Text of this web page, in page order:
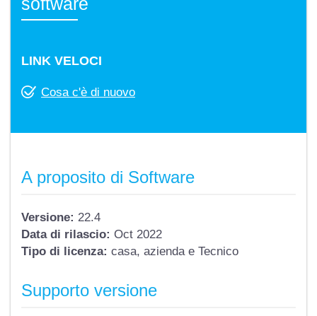
LINK VELOCI
Cosa c'è di nuovo
A proposito di Software
Versione: 22.4
Data di rilascio: Oct 2022
Tipo di licenza: casa, azienda e Tecnico
Supporto versione